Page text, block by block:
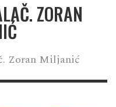
ZORAN
Zoran Miljanić